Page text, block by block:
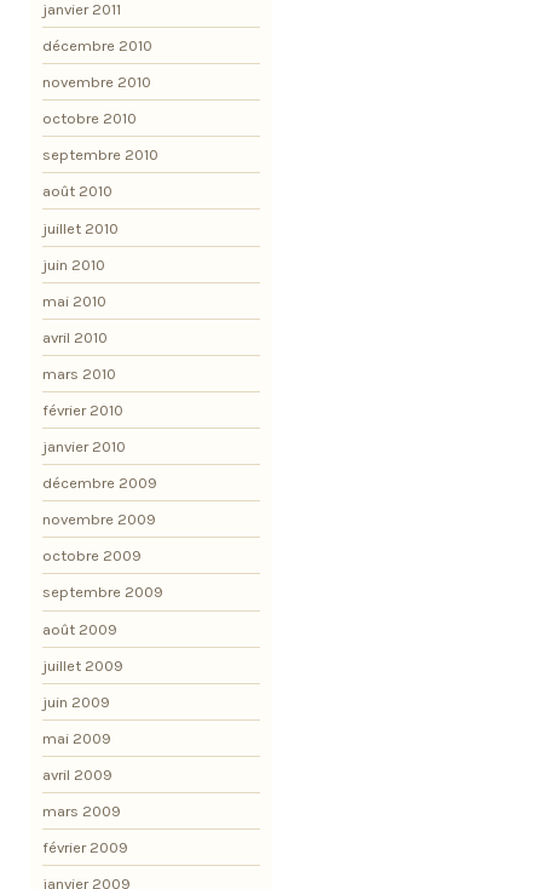
janvier 2011
décembre 2010
novembre 2010
octobre 2010
septembre 2010
août 2010
juillet 2010
juin 2010
mai 2010
avril 2010
mars 2010
février 2010
janvier 2010
décembre 2009
novembre 2009
octobre 2009
septembre 2009
août 2009
juillet 2009
juin 2009
mai 2009
avril 2009
mars 2009
février 2009
janvier 2009